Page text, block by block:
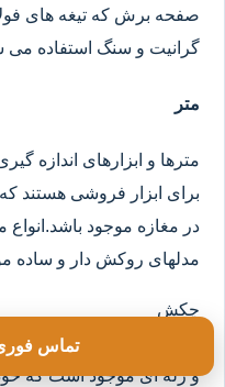
صفحه برش که تیغه های
گرانیت و سنگ استفاده می
متر
مترها و ابزارهای اندازه
برای ابزار فروشی هستند که
مدلهای روکش دار و ساده
چکش
انواع چکش در مدلهای
و ژله ای موجود است که
تماس فوری